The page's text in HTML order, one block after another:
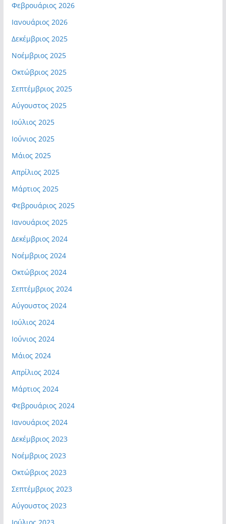
Φεβρουάριος 2026
Ιανουάριος 2026
Δεκέμβριος 2025
Νοέμβριος 2025
Οκτώβριος 2025
Σεπτέμβριος 2025
Αύγουστος 2025
Ιούλιος 2025
Ιούνιος 2025
Μάιος 2025
Απρίλιος 2025
Μάρτιος 2025
Φεβρουάριος 2025
Ιανουάριος 2025
Δεκέμβριος 2024
Νοέμβριος 2024
Οκτώβριος 2024
Σεπτέμβριος 2024
Αύγουστος 2024
Ιούλιος 2024
Ιούνιος 2024
Μάιος 2024
Απρίλιος 2024
Μάρτιος 2024
Φεβρουάριος 2024
Ιανουάριος 2024
Δεκέμβριος 2023
Νοέμβριος 2023
Οκτώβριος 2023
Σεπτέμβριος 2023
Αύγουστος 2023